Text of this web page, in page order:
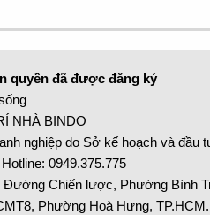
quyền đã được đăng ký
NHÀ BINDO
nghiệp do Sở kế hoạch và đầu
0949.375.775
Đường Chiến lược, Phường Bình
Phường Hoà Hưng,